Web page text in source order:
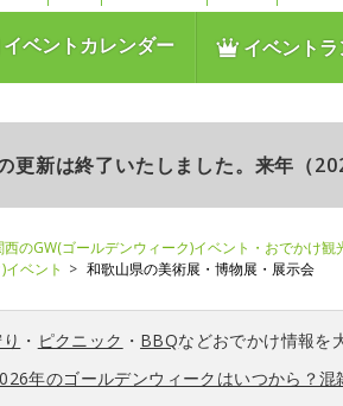
ベントカレンダー イベントラ
更新は終了いたしました。来年（
西のGW(ゴールデンウィーク)イベント・おでかけ観
ベント
和歌山県の美術展・博物展・展示会
・ ピクニック ・ BBQなどおでかけ情報を
年のゴールデンウィークはいつから？